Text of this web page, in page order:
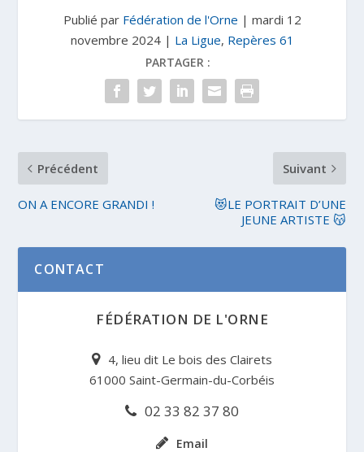
Publié par Fédération de l'Orne | mardi 12
novembre 2024| La Ligue, Repères 61
PARTAGER :
Précédent
ON A ENCORE GRANDI !
Suivant
😻LE PORTRAIT D’UNE
JEUNE ARTISTE 😽
CONTACT
FÉDÉRATION DE L'ORNE
4, lieu dit Le bois des Clairets
61000 Saint-Germain-du-Corbéis
02 33 82 37 80
Email